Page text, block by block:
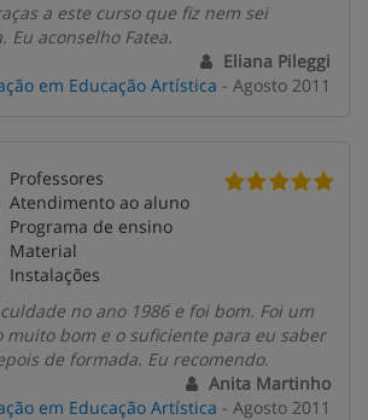
a este curso que fiz nem sei
Eu aconselho Fatea.
Eliana Pileggi
em Educação Artística - Agosto 2011
Professores
Atendimento ao aluno
Programa de ensino
Material
Instalações
no ano 1986 e foi bom. Foi um
muito bom e o suficiente para eu saber
de formada. Eu recomendo.
Anita Martinho
em Educação Artística - Agosto 2011